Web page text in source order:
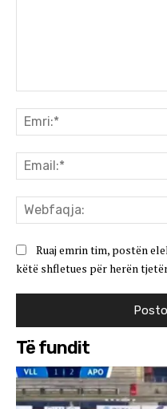
Ruaj emrin tim, postën
këtë shfletues për herën
Të fundit